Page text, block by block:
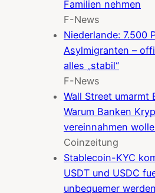
Familien nehmen
F-News
Niederlande: 7.500
Asylmigranten –
alles „stabil“
F-News
Wall Street umarmt
Warum Banken
vereinnahmen
Coinzeitung
Stablecoin-KYC
USDT und USDC
unbequemer werden